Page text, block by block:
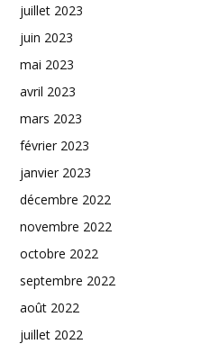
juillet 2023
juin 2023
mai 2023
avril 2023
mars 2023
février 2023
janvier 2023
décembre 2022
novembre 2022
octobre 2022
septembre 2022
août 2022
juillet 2022